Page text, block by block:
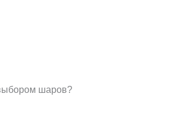
шаров?